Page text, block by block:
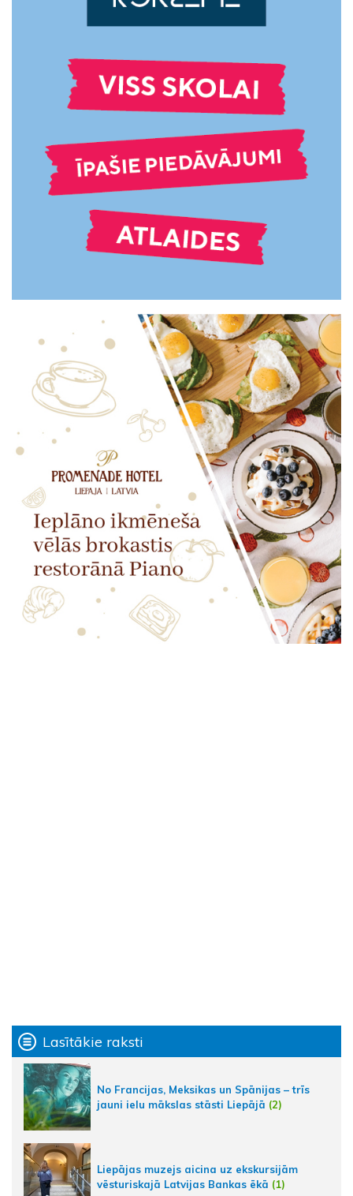
Lasītākie raksti
No Francijas, Meksikas un Spānijas – trīs
jauni ielu mākslas stāsti Liepājā (2)
Liepājas muzejs aicina uz ekskursijām
vēsturiskajā Latvijas Bankas ēkā (1)